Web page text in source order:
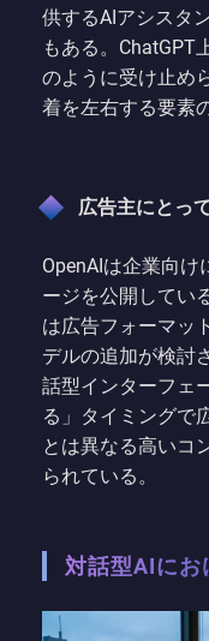
供するAIアシスタ
もある。ChatGPT
のように受け止め
着を左右する要素
広告主にとっ
OpenAIは企業向
ージを公開してい
は広告フォーマッ
デルの追加が検討
話型インターフェ
る」タイミングで
とは異なる高いコ
られている。
対話型AIにお